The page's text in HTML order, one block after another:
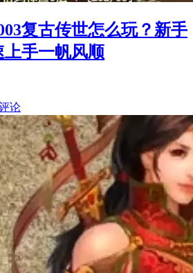
复古传世怎么玩？新手
上手一帆风顺
论